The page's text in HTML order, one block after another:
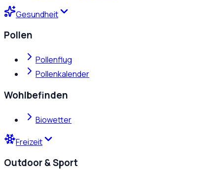
Gesundheit
Pollen
Pollenflug
Pollenkalender
Wohlbefinden
Biowetter
Freizeit
Outdoor & Sport